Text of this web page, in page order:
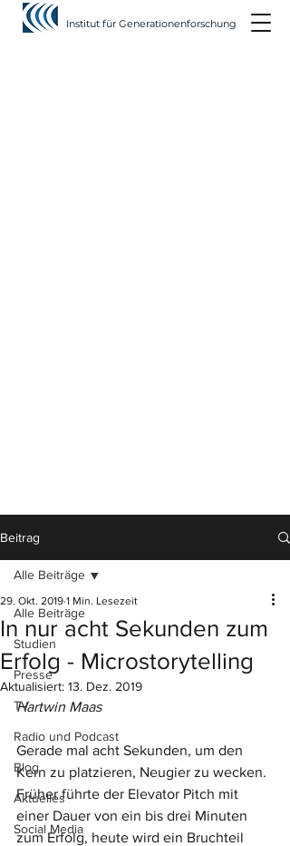
Institut für Generationenforschung
Beitrag
Alle Beiträge
Studien
Presse
TV
Radio und Podcast
Blog
Aktuelles
Social Media
Alle Beiträge
In nur acht Sekunden zum
Erfolg - Microstorytelling
29. Okt. 2019 1 Min. Lesezeit
Aktualisiert: 13. Dez. 2019
Hartwin Maas
Gerade mal acht Sekunden, um den
Kern zu platzieren, Neugier zu wecken.
Früher führte der Elevator Pitch mit
einer Dauer von ein bis drei Minuten
zum Erfolg, heute wird ein Bruchteil